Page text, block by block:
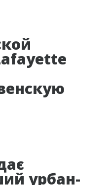
урбан-